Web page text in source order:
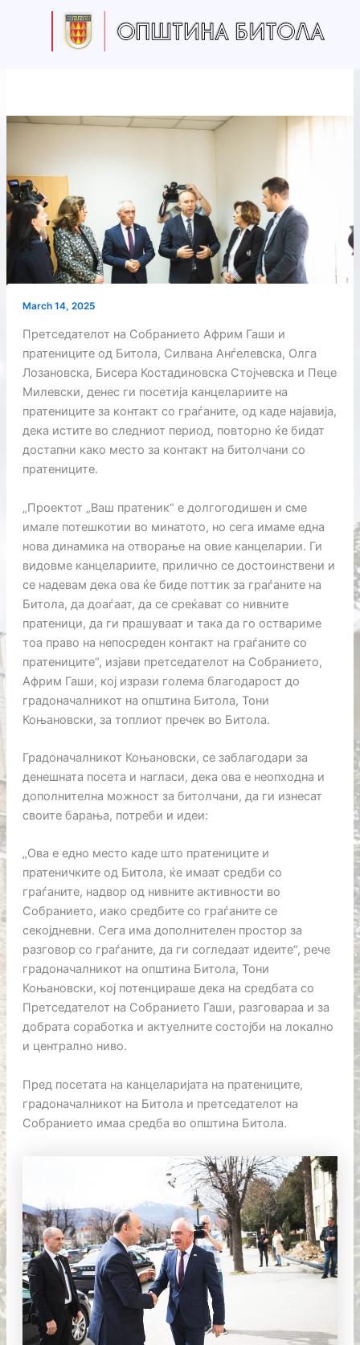
March 14, 2025
Претседателот на Собранието Африм Гаши и
пратениците од Битола, Силвана Анѓелевска, Олга
Лозановска, Бисера Костадиновска Стојчевска и Пеце
Милевски, денес ги посетија канцелариите на
пратениците за контакт со граѓаните, од каде најавија,
дека истите во следниот период, повторно ќе бидат
достапни како место за контакт на битолчани со
пратениците.
„Проектот „Ваш пратеник“ е долгогодишен и сме
имале потешкотии во минатото, но сега имаме една
нова динамика на отворање на овие канцеларии. Ги
видовме канцелариите, прилично се достоинствени и
се надевам дека ова ќе биде поттик за граѓаните на
Битола, да доаѓаат, да се среќават со нивните
пратеници, да ги прашуваат и така да го оствариме
тоа право на непосреден контакт на граѓаните со
пратениците“, изјави претседателот на Собранието,
Африм Гаши, кој изрази голема благодарост до
градоначалникот на општина Битола, Тони
Коњановски, за топлиот пречек во Битола.
Градоначалникот Коњановски, се заблагодари за
денешната посета и нагласи, дека ова е неопходна и
дополнителна можност за битолчани, да ги изнесат
своите барања, потреби и идеи:
„Ова е едно место каде што пратениците и
пратеничките од Битола, ќе имаат средби со
граѓаните, надвор од нивните активности во
Собранието, иако средбите со граѓаните се
секојдневни. Сега има дополнителен простор за
разговор со граѓаните, да ги согледаат идеите“, рече
градоначалникот на општина Битола, Тони
Коњановски, кој потенцираше дека на средбата со
Претседателот на Собранието Гаши, разговараа и за
добрата соработка и актуелните состојби на локално
и централно ниво.
Пред посетата на канцеларијата на пратениците,
градоначалникот на Битола и претседателот на
Собранието имаа средба во општина Битола.